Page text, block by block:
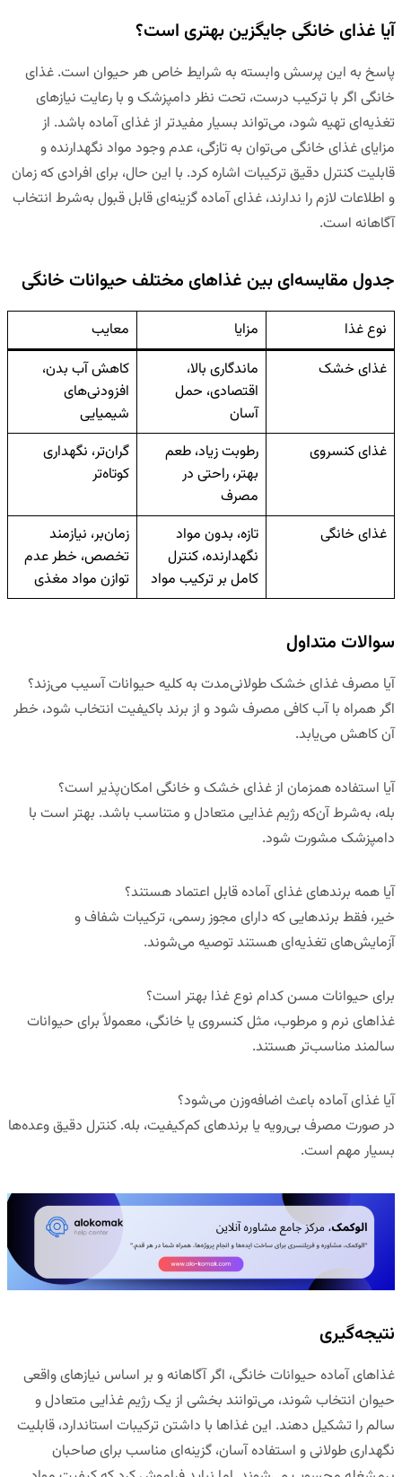
آیا غذای خانگی جایگزین بهتری است؟
پاسخ به این پرسش وابسته به شرایط خاص هر حیوان است. غذای
خانگی اگر با ترکیب درست، تحت نظر دامپزشک و با رعایت نیازهای
تغذیه‌ای تهیه شود، می‌تواند بسیار مفیدتر از غذای آماده باشد. از
مزایای غذای خانگی می‌توان به تازگی، عدم وجود مواد نگهدارنده و
قابلیت کنترل دقیق ترکیبات اشاره کرد. با این حال، برای افرادی که زمان
و اطلاعات لازم را ندارند، غذای آماده گزینه‌ای قابل قبول به‌شرط انتخاب
آگاهانه است.
جدول مقایسه‌ای بین غذاهای مختلف حیوانات خانگی
نوع غذا مزایا
معایب
غذای خشک
ماندگاری بالا،
اقتصادی، حمل
آسان
کاهش آب بدن،
افزودنی‌های
شیمیایی
غذای کنسروی
رطوبت زیاد، طعم
بهتر، راحتی در
مصرف
گران‌تر، نگهداری
کوتاه‌تر
غذای خانگی
تازه، بدون مواد
نگهدارنده، کنترل
کامل بر ترکیب مواد
زمان‌بر، نیازمند
تخصص، خطر عدم
توازن مواد مغذی
سوالات متداول
آیا مصرف غذای خشک طولانی‌مدت به کلیه حیوانات آسیب می‌زند؟
اگر همراه با آب کافی مصرف شود و از برند باکیفیت انتخاب شود، خطر
آن کاهش می‌یابد.
آیا استفاده همزمان از غذای خشک و خانگی امکان‌پذیر است؟
بله، به‌شرط آن‌که رژیم غذایی متعادل و متناسب باشد. بهتر است با
دامپزشک مشورت شود.
آیا همه برندهای غذای آماده قابل اعتماد هستند؟
خیر، فقط برندهایی که دارای مجوز رسمی، ترکیبات شفاف و
آزمایش‌های تغذیه‌ای هستند توصیه می‌شوند.
برای حیوانات مسن کدام نوع غذا بهتر است؟
غذاهای نرم و مرطوب، مثل کنسروی یا خانگی، معمولاً برای حیوانات
سالمند مناسب‌تر هستند.
آیا غذای آماده باعث اضافه‌وزن می‌شود؟
در صورت مصرف بی‌رویه یا برندهای کم‌کیفیت، بله. کنترل دقیق وعده‌ها
بسیار مهم است.
نتیجه‌گیری
غذاهای آماده حیوانات خانگی، اگر آگاهانه و بر اساس نیازهای واقعی
حیوان انتخاب شوند، می‌توانند بخشی از یک رژیم غذایی متعادل و
سالم را تشکیل دهند. این غذاها با داشتن ترکیبات استاندارد، قابلیت
نگهداری طولانی و استفاده آسان، گزینه‌ای مناسب برای صاحبان